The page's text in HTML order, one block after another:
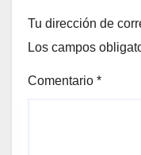
Tu dirección de
Los campos
Comentario *